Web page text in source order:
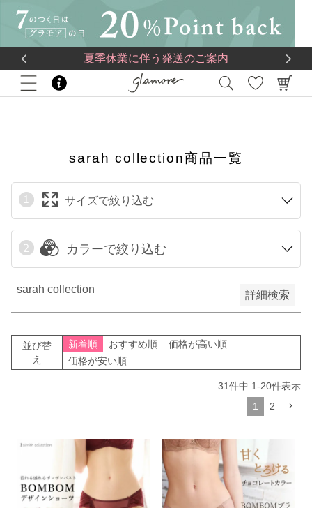
夏季休業に伴う発送のご案内
HOME sarah collection商品一覧
sarah collection商品一覧
サイズで絞り込む
カラーで絞り込む
sarah collection 詳細検索
限定
翌日発送
在庫なし商品を表示しない
予約商品 予約商品のみを表示
検索
並び替
え
新着順 おすすめ順
価格が高い順
価格が安い順
31件中 1-20件表示
1
2